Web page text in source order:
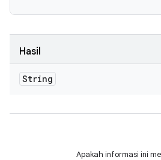
Hasil
String
Apakah informasi ini